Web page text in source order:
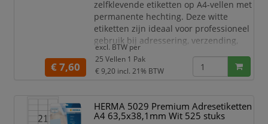
zelfklevende etiketten op A4-vellen met
permanente hechting. Deze witte
etiketten zijn ideaal voor professioneel
gebruik bij adressering, verzending,
mailings, archivering, administratie en
kantoororganisatie. Dankzij het
praktische formaat zijn ze zeer geschikt
dossierlabels, productlabels en
duidelijke documentmarkeringen.
€ 7,60
excl. BTW per
25 Vellen 1 Pak
€ 9,20 incl. 21% BTW
HERMA 5029 Premium Adresetiketten
A4 63,5x38,1mm Wit 525 stuks